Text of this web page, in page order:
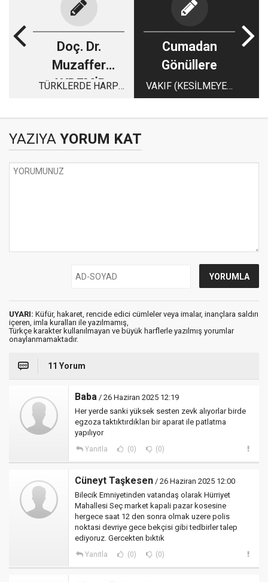
Doç. Dr.
Muzaffer
AYDEMİR
TÜRKLERDE HARP
Cumadan
Gönüllere
VAKIF (KESİLMEYEN
HAYIR)
YAZIYA YORUM KAT
UYARI: Küfür, hakaret, rencide edici cümleler veya imalar, inançlara saldırı
içeren, imla kuralları ile yazılmamış,
Türkçe karakter kullanılmayan ve büyük harflerle yazılmış yorumlar
onaylanmamaktadır.
11 Yorum
Baba / 26 Haziran 2025 12:19
Her yerde sanki yüksek sesten zevk alıyorlar birde
egzoza taktıktırdıkları bir aparat ile patlatma
yapılıyor
Yanıtla (0) (0)
Cüneyt Taşkesen / 26 Haziran 2025 12:00
Bilecik Emniyetinden vatandaş olarak Hürriyet
Mahallesi Seç market kapali pazar kosesine
hergece saat 12 den sonra olmak uzere polis
noktasi devriye gece bekçisi gibi tedbirler talep
ediyoruz. Gercekten bıktık
Yanıtla (0) (0)